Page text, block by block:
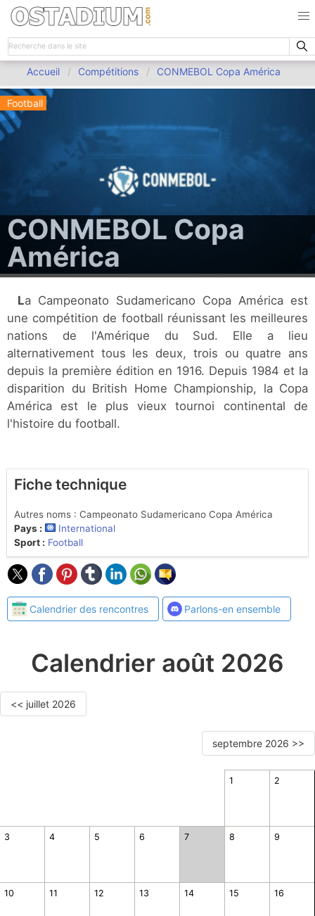
Accueil Compétitions CONMEBOL Copa América
Football
CONMEBOL Copa
América
La Campeonato Sudamericano Copa América est
une compétition de football réunissant les meilleures
nations de l'Amérique du Sud. Elle a lieu
alternativement tous les deux, trois ou quatre ans
depuis la première édition en 1916. Depuis 1984 et la
disparition du British Home Championship, la Copa
América est le plus vieux tournoi continental de
l'histoire du football.
Fiche technique
Autres noms : Campeonato Sudamericano Copa América
Pays :
International
Sport : Football
Calendrier des rencontres Parlons-en ensemble
Calendrier août 2026
<< juillet 2026
septembre 2026 >>
1 2
3 4 5 6 7 8 9
10 11 12 13 14 15 16